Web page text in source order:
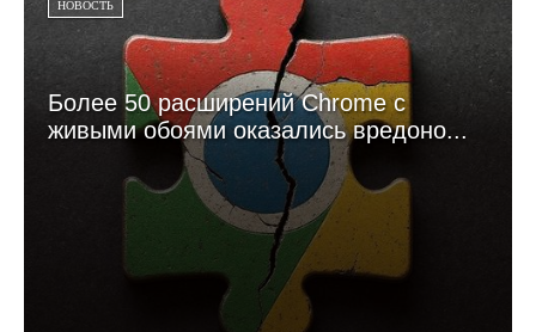
НОВОСТЬ
Более 50 расширений Chrome с
живыми обоями оказались вредоно...